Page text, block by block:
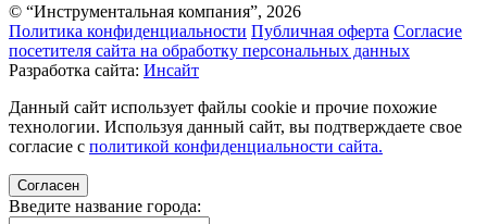
© “Инструментальная компания”, 2026
Политика конфиденциальности Публичная оферта Согласие
посетителя сайта на обработку персональных данных
Разработка сайта: Инсайт
Данный сайт использует файлы cookie и прочие похожие
технологии. Используя данный сайт, вы подтверждаете свое
согласие с политикой конфиденциальности сайта.
Согласен
Введите название города: